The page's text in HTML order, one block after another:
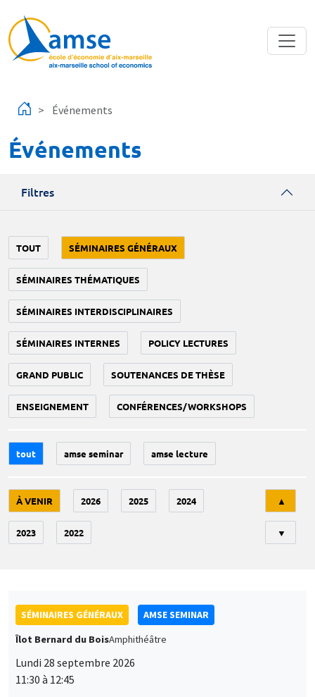
Événements
Événements
Filtres
TOUT SÉMINAIRES GÉNÉRAUX
SÉMINAIRES THÉMATIQUES
SÉMINAIRES INTERDISCIPLINAIRES
SÉMINAIRES INTERNES POLICY LECTURES
GRAND PUBLIC SOUTENANCES DE THÈSE
ENSEIGNEMENT CONFÉRENCES/WORKSHOPS
tout amse seminar amse lecture
À VENIR 2026 2025 2024
2023 2022
▲
▼
SÉMINAIRES GÉNÉRAUX
AMSE SEMINAR
Îlot Bernard du BoisAmphithéâtre
Lundi 28 septembre 2026
11:30 à 12:45